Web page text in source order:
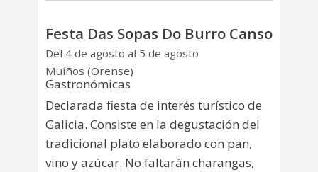
Festa Das Sopas Do Burro Canso
Del 4 de agosto al 5 de agosto
Muíños (Orense)
Gastronómicas
Declarada fiesta de interés turístico de
Galicia. Consiste en la degustación del
tradicional plato elaborado con pan,
vino y azúcar. No faltarán charangas,